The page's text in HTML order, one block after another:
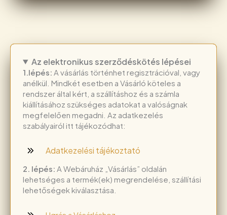
Az elektronikus szerződéskötés lépései
1.lépés: A vásárlás történhet regisztrációval, vagy
anélkül. Mindkét esetben a Vásárló köteles a
rendszer által kért, a szállításhoz és a számla
kiállításához szükséges adatokat a valóságnak
megfelelően megadni. Az adatkezelés
szabályairól itt tájékozódhat:
Adatkezelési tájékoztató
2. lépés: A Webáruház „Vásárlás” oldalán
lehetséges a termék(ek) megrendelése, szállítási
lehetőségek kiválasztása.